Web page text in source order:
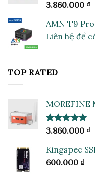
Được xếp
5 sao
3.860.000 ₫
AMN T9 Pro
Liên hệ để
TOP RATED
MOREFINE
Được xếp
5 sao
3.860.000 ₫
Kingspec
600.000 ₫